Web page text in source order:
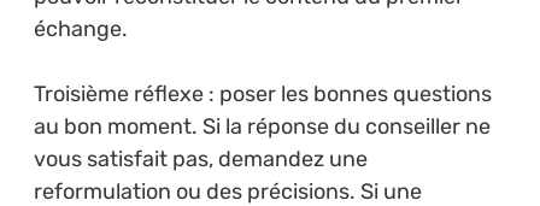
échange.
Troisième réflexe : poser les bonnes questions
au bon moment. Si la réponse du conseiller ne
vous satisfait pas, demandez une
reformulation ou des précisions. Si une